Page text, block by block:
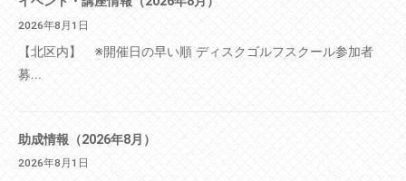
2026年8月1日
【北区内】 ※開催日の早い順 ディスクゴルフスクール参加者
募...
助成情報（2026年8月）
2026年8月1日